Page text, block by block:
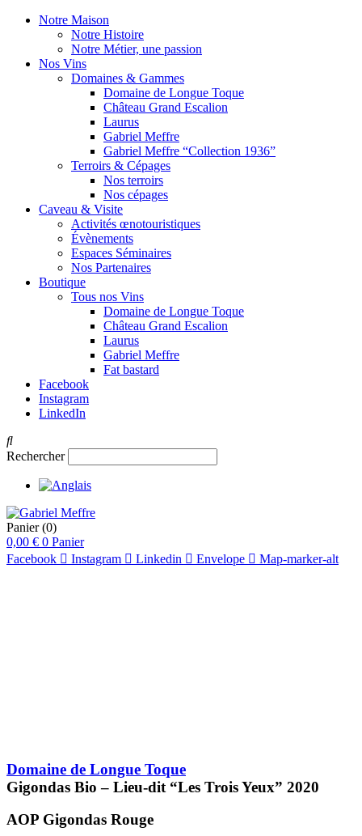
Notre Maison
Notre Histoire
Notre Métier, une passion
Nos Vins
Domaines & Gammes
Domaine de Longue Toque
Château Grand Escalion
Laurus
Gabriel Meffre
Gabriel Meffre “Collection 1936”
Terroirs & Cépages
Nos terroirs
Nos cépages
Caveau & Visite
Activités œnotouristiques
Évènements
Espaces Séminaires
Nos Partenaires
Boutique
Tous nos Vins
Domaine de Longue Toque
Château Grand Escalion
Laurus
Gabriel Meffre
Fat bastard
Facebook
Instagram
LinkedIn
Rechercher
Panier (0)
0,00 € 0 Panier
Facebook
Instagram Linkedin Envelope Map-marker-alt
Domaine de Longue Toque
Gigondas Bio – Lieu-dit “Les Trois Yeux” 2020
AOP Gigondas Rouge